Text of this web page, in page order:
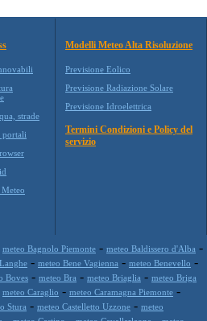
strade
portali
Modelli Meteo Alta Risoluzione
Previsione Eolico
Previsione Radiazione Solare
Previsione Idroelettrica
Termini Condizioni e Policy del
servizio
meteo Bagnolo Piemonte - meteo Baldissero d'Alba -
- meteo Bene Vagienna - meteo Benevello -
Boves - meteo Bra - meteo Briaglia - meteo Briga
meteo Caraglio - meteo Caramagna Piemonte -
Stura - meteo Castelletto Uzzone - meteo